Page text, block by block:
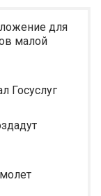
для
малой
Госуслуг